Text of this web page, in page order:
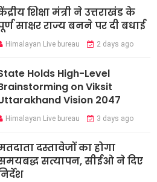
शिक्षा मंत्री ने उत्तराखंड के
साक्षर राज्य बनने पर दी बधाई
Himalayan Live bureau 2 days ago
Holds High-Level
on Viksit
Vision 2047
Himalayan Live bureau 3 days ago
दस्तावेजों का होगा
सत्यापन, सीईओ ने दिए